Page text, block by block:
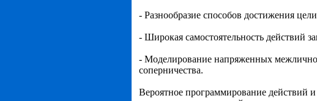
- Разнообразие способов достижения
- Широкая самостоятельность действий
- Моделирование напряженных
соперничества.
Вероятное программирование действий